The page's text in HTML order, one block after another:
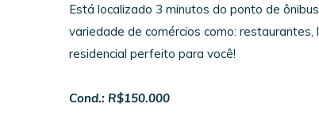
Está localizado 3 minutos do ponto de
variedade de comércios como:
residencial perfeito para você!
Cond.: R$150.000